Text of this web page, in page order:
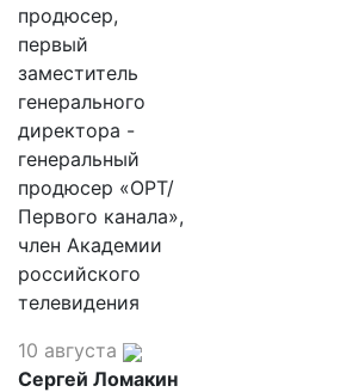
продюсер,
первый
заместитель
генерального
директора -
генеральный
продюсер «ОРТ/
Первого канала»,
член Академии
российского
телевидения
10 августа
Сергей Ломакин